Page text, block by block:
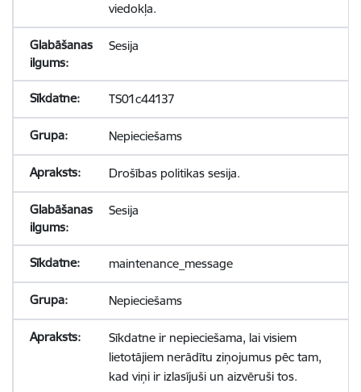
viedokļa.
Sesija
TS01c44137
Nepieciešams
Drošības politikas sesija.
Sesija
maintenance_message
Nepieciešams
Sīkdatne ir nepieciešama, lai visiem
lietotājiem nerādītu ziņojumus pēc tam,
kad viņi ir izlasījuši un aizvēruši tos.